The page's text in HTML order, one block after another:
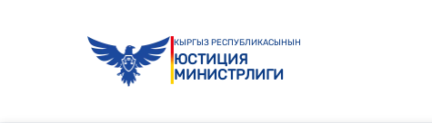
КЫРГЫЗ РЕСПУБЛИКАСЫНЫН
ЮСТИЦИЯ
МИНИСТРЛИГИ